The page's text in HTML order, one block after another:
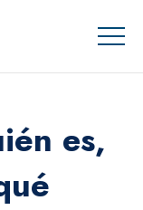
es,